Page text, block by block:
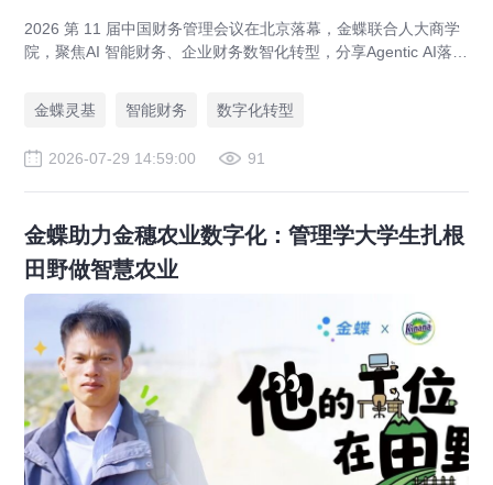
2026 第 11 届中国财务管理会议在北京落幕，金蝶联合人大商学
院，聚焦AI 智能财务、企业财务数智化转型，分享Agentic AI落
全新模式。
金蝶灵基 智能财务 数字化转型
2026-07-29 14:59:00 91
金蝶助力金穗农业数字化：管理学大学生扎根
田野做智慧农业